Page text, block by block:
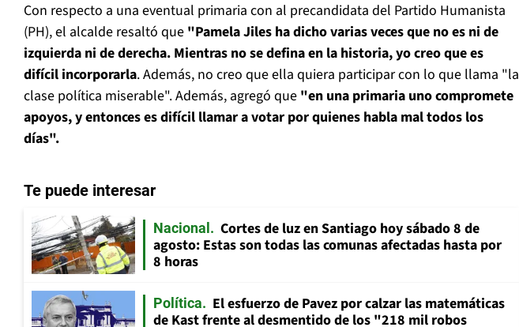
Con respecto a una eventual primaria con al precandidata del Partido Humanista
(PH), el alcalde resaltó que "Pamela Jiles ha dicho varias veces que no es ni de
izquierda ni de derecha. Mientras no se defina en la historia, yo creo que es
difícil incorporarla. Además, no creo que ella quiera participar con lo que llama "la
clase política miserable". Además, agregó que "en una primaria uno compromete
apoyos, y entonces es difícil llamar a votar por quienes habla mal todos los
días".
Te puede interesar
Nacional
Cortes de luz en Santiago hoy sábado 8 de
agosto: Estas son todas las comunas afectadas hasta por
8 horas
Política
El esfuerzo de Pavez por calzar las matemáticas
de Kast frente al desmentido de los "218 mil robos